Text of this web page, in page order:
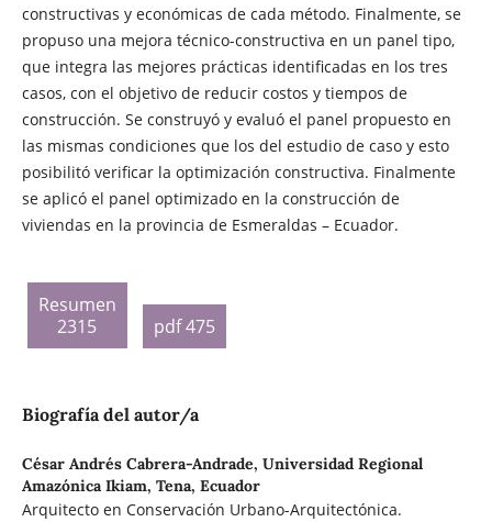
constructivas y económicas de cada método. Finalmente, se
propuso una mejora técnico-constructiva en un panel tipo,
que integra las mejores prácticas identificadas en los tres
casos, con el objetivo de reducir costos y tiempos de
construcción. Se construyó y evaluó el panel propuesto en
las mismas condiciones que los del estudio de caso y esto
posibilitó verificar la optimización constructiva. Finalmente
se aplicó el panel optimizado en la construcción de
viviendas en la provincia de Esmeraldas – Ecuador.
Resumen
2315
pdf 475
Biografía del autor/a
César Andrés Cabrera-Andrade, Universidad Regional
Amazónica Ikiam, Tena, Ecuador
Arquitecto en Conservación Urbano-Arquitectónica.